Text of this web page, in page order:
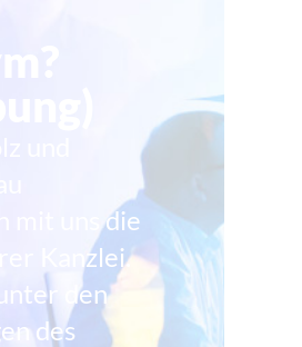
und
mit uns die
Kanzlei.
den
des